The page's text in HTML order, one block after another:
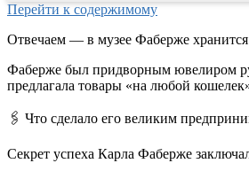
Перейти к содержимому
Отвечаем — в музее Фаберже
Фаберже был придворным ювелиром
предлагала товары «на любой
🖇 Что сделало его великим
Секрет успеха Карла Фаберже